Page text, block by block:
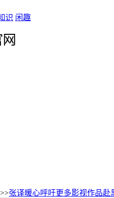
识 闲趣
>>张译暖心呼吁更多影视作品赴